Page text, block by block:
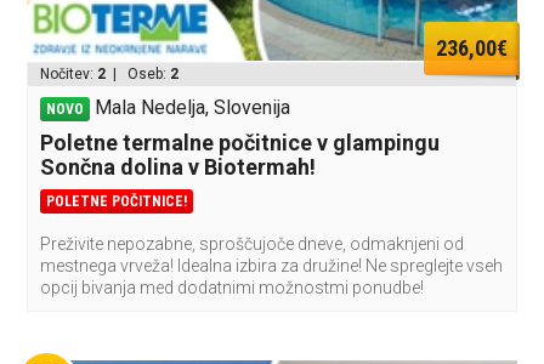
236,00€
Nočitev: 2 | Oseb: 2
NOVO Mala Nedelja, Slovenija
Poletne termalne počitnice v glampingu
Sončna dolina v Biotermah!
POLETNE POČITNICE!
Preživite nepozabne, sproščujoče dneve, odmaknjeni od
mestnega vrveža! Idealna izbira za družine! Ne spreglejte vseh
opcij bivanja med dodatnimi možnostmi ponudbe!